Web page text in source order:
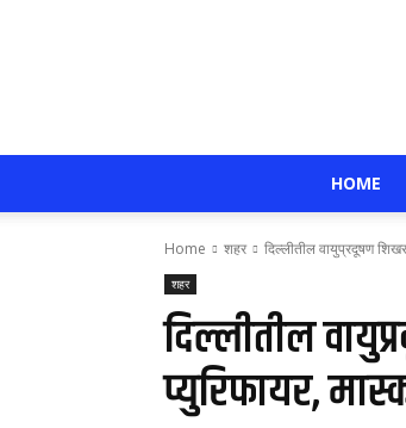
HOME
Home शहर दिल्लीतील वायुप्रदूषण
शहर
दिल्लीतील
प्युरिफायर,